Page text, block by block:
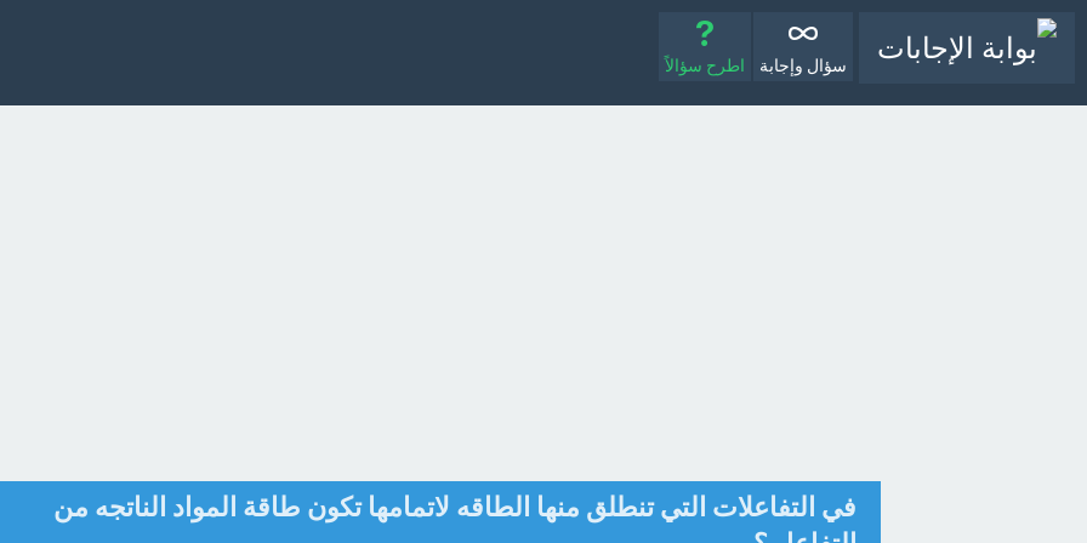
سؤال وإجابة اطرح سؤالاً
في التفاعلات التي تنطلق منها الطاقه لاتمامها تكون طاقة المواد الناتجه من